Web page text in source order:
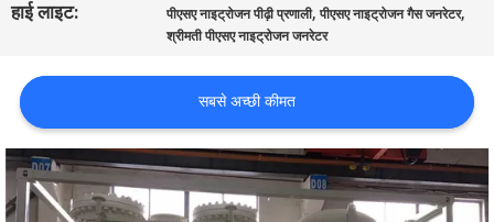
समाचार
मामले
उद्धरण
मांगें
हाई लाइट:
पीएसए नाइट्रोजन पीढ़ी प्रणाली,पीएसए नाइट्रोजन गैस जनरेटर,
श्रीमती पीएसए नाइट्रोजन जनरेटर
सबसे अच्छी कीमत